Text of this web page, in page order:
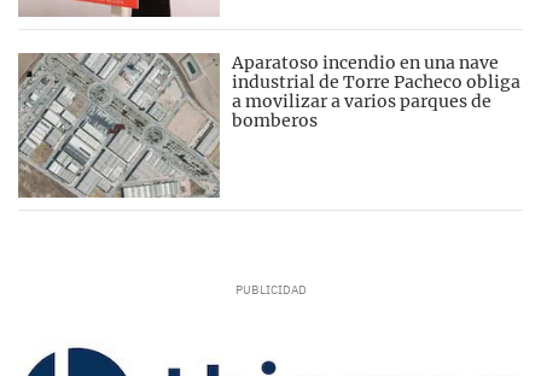
Aparatoso incendio en una nave
industrial de Torre Pacheco obliga
a movilizar a varios parques de
bomberos